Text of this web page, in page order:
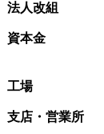
法人改組
資本金
工場
支店・営業所